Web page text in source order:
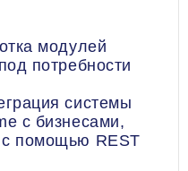
модулей
потребности
системы
с бизнесами,
помощью REST